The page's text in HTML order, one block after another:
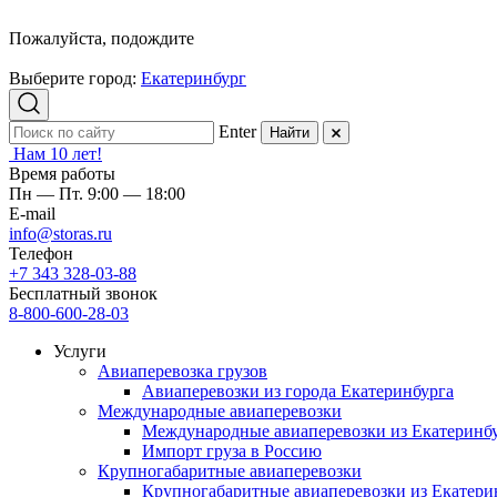
Пожалуйста, подождите
Выберите город: Екатеринбург
Enter Найти
Нам 10 лет!
Время работы
Пн — Пт. 9:00 — 18:00
E-mail
info@storas.ru
Телефон
+7 343 328-03-88
Бесплатный звонок
8-800-600-28-03
Услуги
Авиаперевозка грузов
Авиаперевозки из города Екатеринбурга
Международные авиаперевозки
Международные авиаперевозки из
Импорт груза в Россию
Крупногабаритные авиаперевозки
Крупногабаритные авиаперевозки из